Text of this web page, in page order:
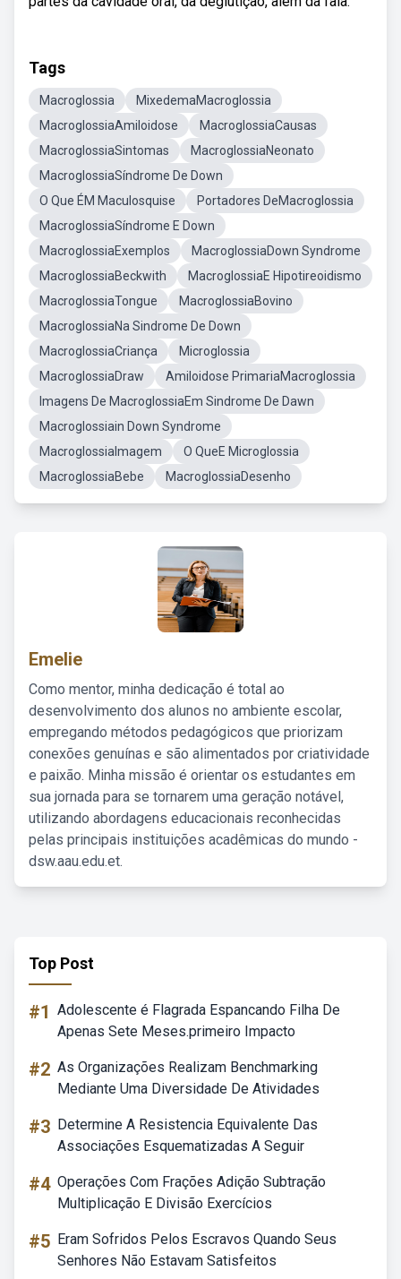
Tags
Macroglossia
MixedemaMacroglossia
MacroglossiaAmiloidose
MacroglossiaCausas
MacroglossiaSintomas
MacroglossiaNeonato
MacroglossiaSíndrome De Down
O Que ÉM Maculosquise
Portadores DeMacroglossia
MacroglossiaSíndrome E Down
MacroglossiaExemplos
MacroglossiaDown Syndrome
MacroglossiaBeckwith
MacroglossiaE Hipotireoidismo
MacroglossiaTongue
MacroglossiaBovino
MacroglossiaNa Sindrome De Down
MacroglossiaCriança
Microglossia
MacroglossiaDraw
Amiloidose PrimariaMacroglossia
Imagens De MacroglossiaEm Sindrome De Dawn
Macroglossiain Down Syndrome
MacroglossiaImagem
O QueE Microglossia
MacroglossiaBebe
MacroglossiaDesenho
Emelie
Como mentor, minha dedicação é total ao
desenvolvimento dos alunos no ambiente escolar,
empregando métodos pedagógicos que priorizam
conexões genuínas e são alimentados por criatividade
e paixão. Minha missão é orientar os estudantes em
sua jornada para se tornarem uma geração notável,
utilizando abordagens educacionais reconhecidas
pelas principais instituições acadêmicas do mundo -
dsw.aau.edu.et.
Top Post
#1 Adolescente é Flagrada Espancando Filha De
Apenas Sete Meses.primeiro Impacto
#2 As Organizações Realizam Benchmarking
Mediante Uma Diversidade De Atividades
#3 Determine A Resistencia Equivalente Das
Associações Esquematizadas A Seguir
#4 Operações Com Frações Adição Subtração
Multiplicação E Divisão Exercícios
#5 Eram Sofridos Pelos Escravos Quando Seus
Senhores Não Estavam Satisfeitos